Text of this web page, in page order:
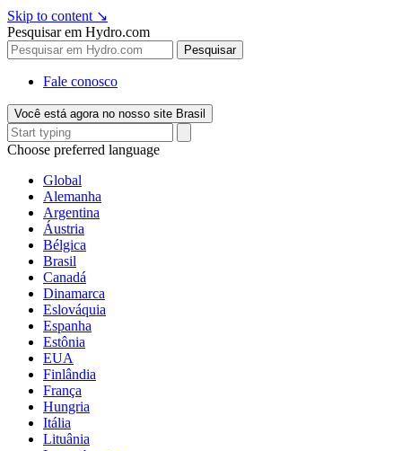
Skip to content ↘
Pesquisar em Hydro.com
Pesquisar
Fale conosco
Você está agora no nosso site Brasil
Choose preferred language
Global
Alemanha
Argentina
Áustria
Bélgica
Brasil
Canadá
Dinamarca
Eslováquia
Espanha
Estônia
EUA
Finlândia
França
Hungria
Itália
Lituânia